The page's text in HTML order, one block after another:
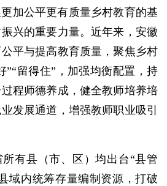
加公平更有质量乡村教育的基
兴的重要力量。近年来，安徽
平与提高教育质量，聚焦乡村
”“留得住”，加强均衡配置，持
程师德养成，健全教师培养培
发展通道，增强教师职业吸引
所有县（市、区）均出台“县管
域内统筹存量编制资源，打破